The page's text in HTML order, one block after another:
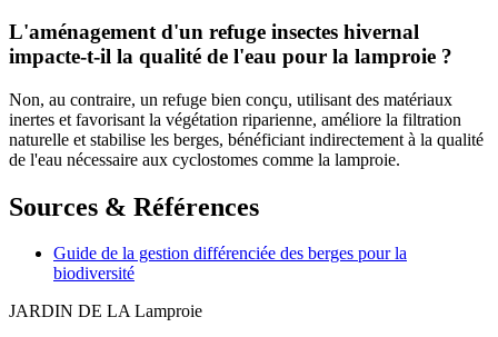
L'aménagement d'un refuge insectes hivernal
impacte-t-il la qualité de l'eau pour la lamproie ?
Non, au contraire, un refuge bien conçu, utilisant des matériaux
inertes et favorisant la végétation riparienne, améliore la filtration
naturelle et stabilise les berges, bénéficiant indirectement à la qualité
de l'eau nécessaire aux cyclostomes comme la lamproie.
Sources & Références
Guide de la gestion différenciée des berges pour la
biodiversité
JARDIN DE LALamproie